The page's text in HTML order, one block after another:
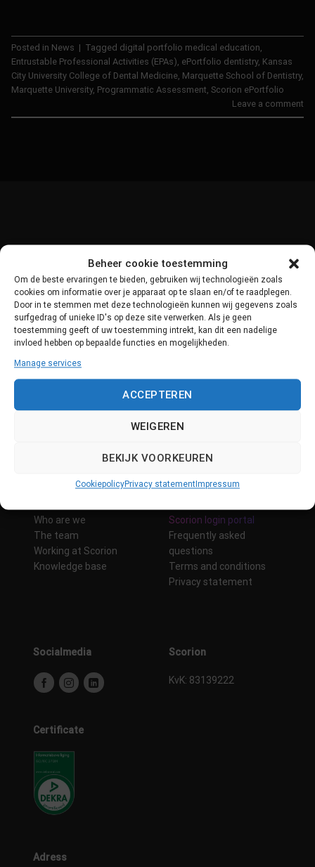
Beheer cookie toestemming
Om de beste ervaringen te bieden, gebruiken wij technologieën zoals
cookies om informatie over je apparaat op te slaan en/of te raadplegen.
Door in te stemmen met deze technologieën kunnen wij gegevens zoals
surfgedrag of unieke ID's op deze site verwerken. Als je geen
toestemming geeft of uw toestemming intrekt, kan dit een nadelige
invloed hebben op bepaalde functies en mogelijkheden.
Manage services
ACCEPTEREN
WEIGEREN
BEKIJK VOORKEUREN
CookiepolicyPrivacy statement Impressum
Posted in News | Tagged digital portfolio medical education
Entrustable Professional Activities (EPAs) ePortfolio dentistry, Kansas
City University College of Dental Medicine Marquette School of Dentistry,
Marquette University, Programmatic Assessment Scorion ePortfolio
Leave a comment
Products Support
Data security
Contact
Who are we
The team
Working at Scorion
Knowledge base
Other
Scorion login portal
Frequently asked
questions
Terms and conditions
Privacy statement
Socialmedia Scorion
KvK: 83139222
Certificate
Adress